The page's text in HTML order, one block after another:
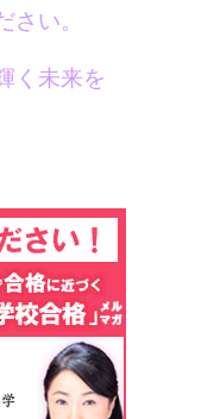
い。
く未来を